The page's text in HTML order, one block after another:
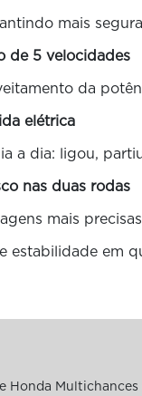
mais
de 5 velocidades
da
elétrica
a dia: ligou,
nas duas rodas
mais
estabilidade em